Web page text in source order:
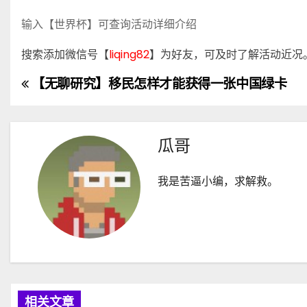
输入【世界杯】可查询活动详细介绍
搜索添加微信号【liqing82】为好友，可及时了解活动近况。
文
航
【无聊研究】移民怎样才能获得一张中国绿卡
瓜哥
我是苦逼小编，求解救。
相关文章